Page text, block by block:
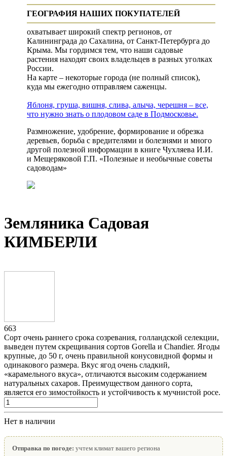
ГЕОГРАФИЯ НАШИХ ПОКУПАТЕЛЕЙ
охватывает широкий спектр регионов, от
Калининграда до Сахалина, от Санкт-Петербурга до
Крыма. Мы гордимся тем, что наши садовые
растения находят своих владельцев в разных уголках
России.
На карте – некоторые города (не полный список),
куда мы ежегодно отправляем саженцы.
Яблоня, груша, вишня, слива, алыча, черешня – все,
что нужно знать о плодовом саде в Подмосковье.
Размножение, удобрение, формирование и обрезка
деревьев, борьба с вредителями и болезнями и много
другой полезной информации в книге Чухляева И.И.
и Мещеряковой Г.П. «Полезные и необычные советы
садоводам»
Земляника Садовая
КИМБЕРЛИ
663
Сорт очень раннего срока созревания, голландской селекции,
выведен путем скрещивания сортов Gorella и Chandier. Ягоды
крупные, до 50 г, очень правильной конусовидной формы и
одинакового размера. Вкус ягод очень сладкий,
«карамельного вкуса», отличаются высоким содержанием
натуральных сахаров. Преимуществом данного сорта,
является его зимостойкость и устойчивость к мучнистой росе.
Нет в наличии
Отправка по погоде: учтем климат вашего региона